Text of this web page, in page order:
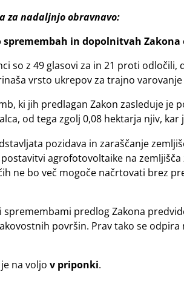
za nadaljnjo obravnavo:
spremembah in dopolnitvah
so z 49 glasovi za in 21 proti odločili,
vrsto ukrepov za trajno
ki jih predlagan Zakon zasleduje
od tega zgolj 0,08 hektarja njiv,
pozidava in zaraščanje
agrofotovoltaike na
ne bo več mogoče načrtovati brez
spremembami predlog Zakona
površin. Prav tako se
na voljo v priponki.